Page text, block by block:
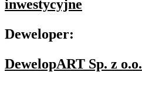
inwestycyjne
Deweloper:
DewelopART Sp. z o.o.